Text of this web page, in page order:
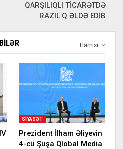
QARŞILIQLI TİCARƏTDƏ
RAZILIQ ƏLDƏ EDİB
Hamısı
SIYASƏT
Prezident İlham Əliyevin
4-cü Şuşa Qlobal Media